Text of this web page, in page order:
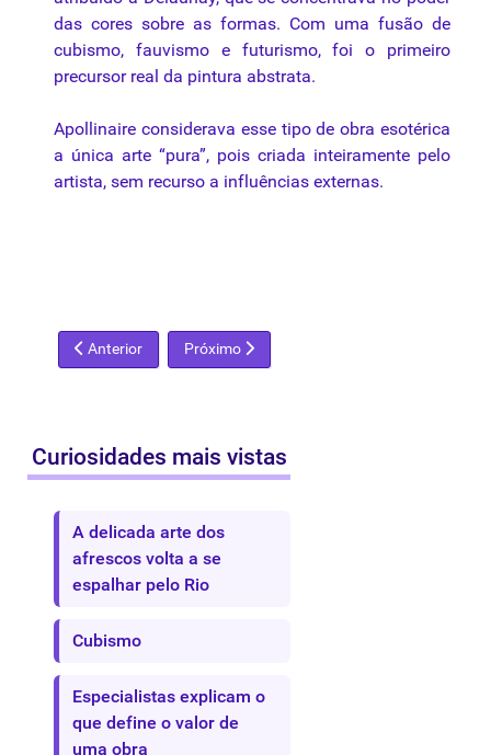
das cores sobre as formas. Com uma fusão de
cubismo, fauvismoe futurismo, foi o primeiro
precursor real da pintura abstrata.
Apollinaire considerava esse tipo de obra esotérica
a única arte “pura”, pois criada inteiramente pelo
artista, sem recurso a influências externas.
Artigo anterior: Papel colado e colagem
Anterior Próximo artigo: Nova objetividade
Próximo
Curiosidades mais vistas
A delicada arte dos
afrescos volta a se
espalhar pelo Rio
Cubismo
Especialistas explicam o
que define o valor de
uma obra